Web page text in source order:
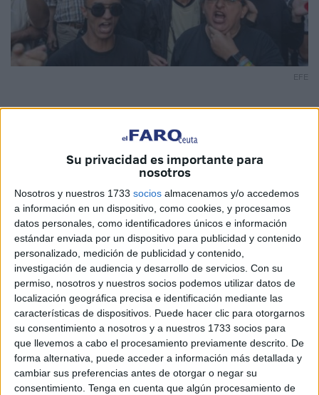
Su privacidad es importante para
nosotros
Nosotros y nuestros 1733 socios almacenamos y/o accedemos
a información en un dispositivo, como cookies, y procesamos
datos personales, como identificadores únicos e información
estándar enviada por un dispositivo para publicidad y contenido
personalizado, medición de publicidad y contenido,
investigación de audiencia y desarrollo de servicios. Con su
permiso, nosotros y nuestros socios podemos utilizar datos de
localización geográfica precisa e identificación mediante las
características de dispositivos. Puede hacer clic para otorgarnos
su consentimiento a nosotros y a nuestros 1733 socios para
que llevemos a cabo el procesamiento previamente descrito. De
forma alternativa, puede acceder a información más detallada y
cambiar sus preferencias antes de otorgar o negar su
consentimiento. Tenga en cuenta que algún procesamiento de
EFE
El Tribunal de Primera Instancia de Berkane
(Marruecos) ha dictado severassentencias
condenatoriascontra ungrupo de jóvenespor participar
en unamanifestaciónpacífica, enmarcada en los
movimientos de la bautizada comoGeneración Z.
Los jóvenes marcharon en una protesta contra el deterioro
de los sectores de salud y la degradación del sistema
educativo.
Tal y como recoge el medio zaiocity.net, el tribunalha
condenado a dosde los detenidosa 2 años de prisión
efectiva, mientras queun terceroha sido condenado aun
año y medio de cárcel.